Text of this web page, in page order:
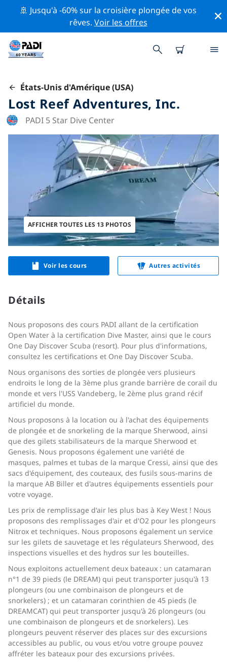
🚢 Jusqu'à -60% sur la croisière plongée de vos
rêves. Voir les offres
États-Unis d'Amérique (USA)
Lost Reef Adventures, Inc.
PADI 5 Star Dive Center
AFFICHER TOUTES LES 13 PHOTOS
Voir les cours Autres activités
Détails
Nous proposons des cours PADI allant de la certification
Open Water à la certification Dive Master, ainsi que le cours
One Day Discover Scuba (resort). Pour plus d'informations,
consultez les certifications et One Day Discover Scuba.
Nous organisons des sorties de plongée vers plusieurs
endroits le long de la 3ème plus grande barrière de corail du
monde et vers l'USS Vandeberg, le 2ème plus grand récif
artificiel du monde.
Nous proposons à la location ou à l'achat des équipements
de plongée et de snorkeling de la marque Sherwood, ainsi
que des gilets stabilisateurs de la marque Sherwood et
Genesis. Nous proposons également une variété de
masques, palmes et tubas de la marque Cressi, ainsi que des
sacs d'équipement, des couteaux, des fusils sous-marins de
la marque AB Biller et d'autres équipements essentiels pour
votre voyage.
Les prix de remplissage d'air les plus bas à Key West ! Nous
proposons des remplissages d'air et d'O2 pour les plongeurs
Nitrox et techniques. Nous proposons également un service
sur les gilets de sauvetage et les régulateurs Sherwood, des
inspections visuelles et des hydros sur les bouteilles.
Nous exploitons actuellement deux bateaux : un catamaran
n°1 de 39 pieds (le DREAM) qui peut transporter jusqu'à 13
plongeurs (ou une combinaison de plongeurs et de
snorkelers) ; et un catamaran corinthien de 45 pieds (le
DREAMCAT) qui peut transporter jusqu'à 26 plongeurs (ou
une combinaison de plongeurs et de snorkelers). Les
plongeurs peuvent réserver des places sur des excursions
accessibles au public, ou vous et/ou votre groupe pouvez
affréter les bateaux pour des excursions privées.